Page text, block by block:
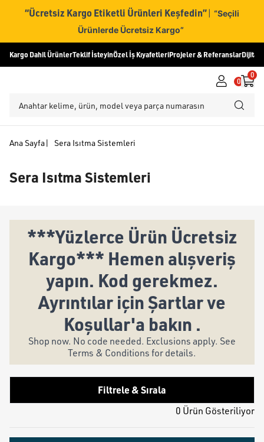
“Ücretsiz Kargo Etiketli Ürünleri Keşfedin” | “Seçili
Ürünlerde Ücretsiz Kargo”
Kargo Dahil ÜrünlerTeklif İsteyinÖzel İş KıyafetleriProjeler & ReferanslarDijital
0
0
Ana Sayfa| Sera Isıtma Sistemleri
Sera Isıtma Sistemleri
***Yüzlerce Ürün Ücretsiz
Kargo*** Hemen alışveriş
yapın. Kod gerekmez.
Ayrıntılar için Şartlar ve
Koşullar'a bakın .
Shop now. No code needed. Exclusions apply. See
Terms & Conditions for details.
Filtrele & Sırala
0 Ürün Gösteriliyor